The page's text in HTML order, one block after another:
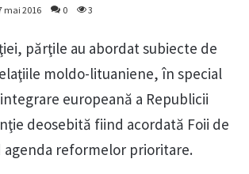
mai 2016 0 3
părţile au abordat subiecte de
moldo-lituaniene, în special
europeană a Republicii
deosebită fiind acordată Foii de
agenda reformelor prioritare.